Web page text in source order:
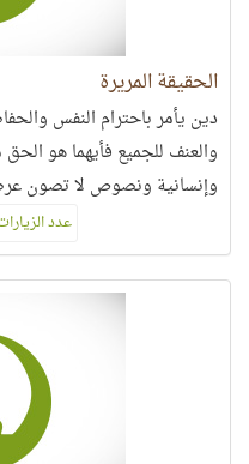
الحقيقة المريرة
دين يأمر باحترام النفس
والعنف للجميع فأيهما هو
وإنسانية ونصوص لا تصون
عدد